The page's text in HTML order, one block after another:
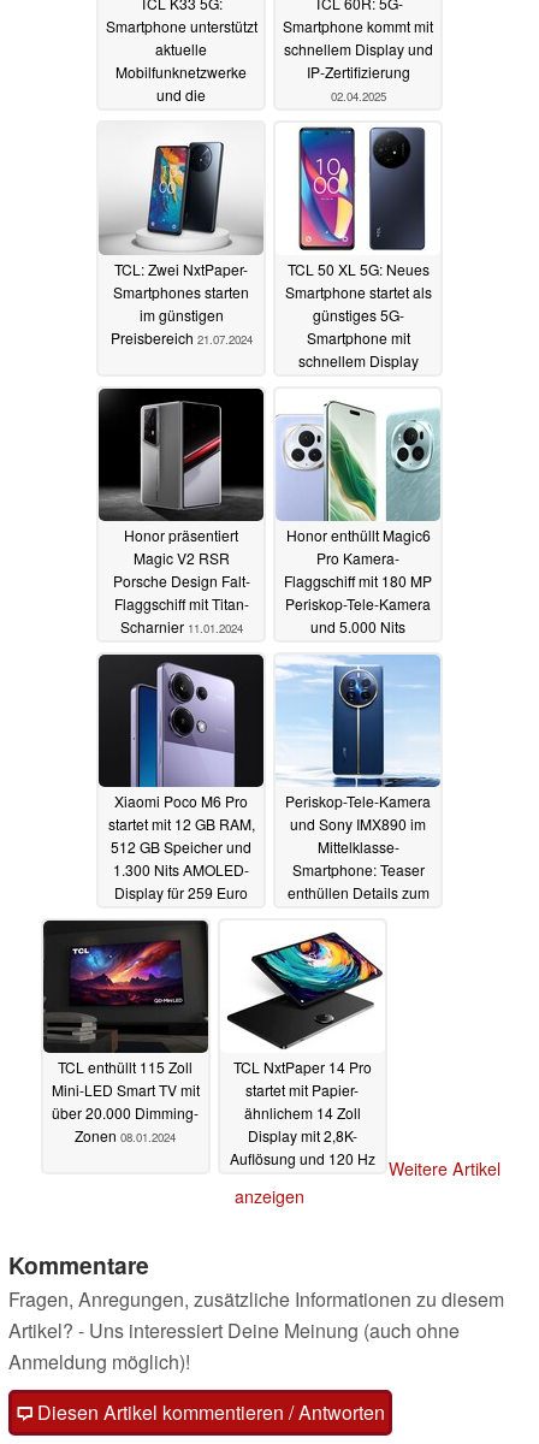
Smartphone unterstützt
aktuelle
Mobilfunknetzwerke
und die
12.08.2025
Smartphone kommt mit
schnellem Display und
IP-Zertifizierung
02.04.2025
TCL: Zwei NxtPaper-
Smartphones starten
im günstigen
Preisbereich 21.07.2024
TCL 50 XL 5G: Neues
Smartphone startet als
günstiges 5G-
Smartphone mit
schnellem Display
Honor präsentiert
Magic V2 RSR
Porsche Design Falt-
Flaggschiff mit Titan-
Scharnier 11.01.2024
Honor enthüllt Magic6
Pro Kamera-
Flaggschiff mit 180 MP
Periskop-Tele-Kamera
und 5.000 Nits
AMOLED-Display
11.01.2024
Xiaomi Poco M6 Pro
startet mit 12 GB RAM,
512 GB Speicher und
1.300 Nits AMOLED-
Display für 259 Euro
11.01.2024
Periskop-Tele-Kamera
und Sony IMX890 im
Mittelklasse-
Smartphone: Teaser
enthüllen Details zum
11.01.2024
TCL enthüllt 115 Zoll
Mini-LED Smart TV mit
über 20.000 Dimming-
Zonen 08.01.2024
TCL NxtPaper 14 Pro
startet mit Papier-
ähnlichem 14 Zoll
Display mit 2,8K-
Auflösung und 120 Hz
Weitere Artikel
anzeigen
Kommentare
Fragen, Anregungen, zusätzliche Informationen zu diesem
Artikel? - Uns interessiert Deine Meinung (auch ohne
Anmeldung möglich)!
Diesen Artikel kommentieren / Antworten